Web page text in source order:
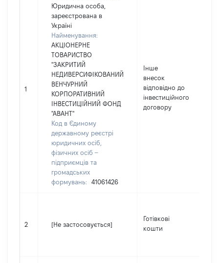
1
Юридична особа,
зареєстрована в
Україні
Найменування:
АКЦІОНЕРНЕ
ТОВАРИСТВО
"ЗАКРИТИЙ
НЕДИВЕРСИФІКОВАНИЙ
ВЕНЧУРНИЙ
КОРПОРАТИВНИЙ
ІНВЕСТИЦІЙНИЙ ФОНД
"АВАНТ"
Код в Єдиному
державному реєстрі
юридичних осіб,
фізичних осіб –
підприємців та
громадських
формувань:
41061426
Інше
внесок
відповідно до
інвестиційного
договору
2 [Не застосовується]
Готівкові
кошти